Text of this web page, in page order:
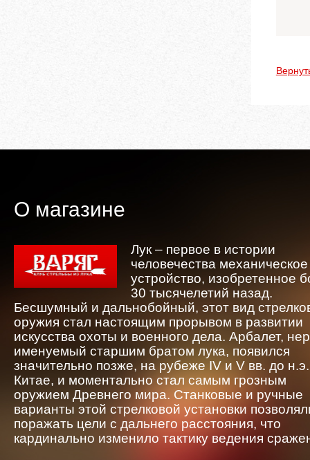
О магазине
Лук – первое в истории
человечества механическое
устройство, изобретенное
30 тысячелетий назад.
Бесшумный и дальнобойный, этот вид
оружия стал настоящим прорывом в развитии
искусства охоты и военного дела. Арбалет,
именуемый старшим братом лука, появился
значительно позже, на рубеже IV и V вв. до
Китае, и моментально стал самым грозным
оружием Древнего мира. Станковые и ручные
варианты этой стрелковой установки
поражать цели с дальнего расстояния, что
кардинально изменило тактику ведения